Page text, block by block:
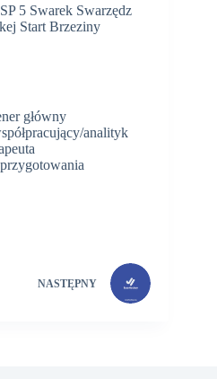
5 Swarek Swarzędz
Start Brzeziny
główny
analityk
NASTĘPNY